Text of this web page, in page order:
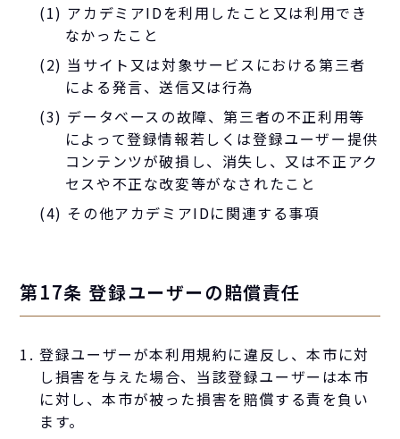
(1) アカデミアIDを利用したこと又は利用でき
なかったこと
(2) 当サイト又は対象サービスにおける第三者
による発言、送信又は行為
(3) データベースの故障、第三者の不正利用等
によって登録情報若しくは登録ユーザー提供
コンテンツが破損し、消失し、又は不正アク
セスや不正な改変等がなされたこと
(4) その他アカデミアIDに関連する事項
第17条 登録ユーザーの賠償責任
登録ユーザーが本利用規約に違反し、本市に対
し損害を与えた場合、当該登録ユーザーは本市
に対し、本市が被った損害を賠償する責を負い
ます。